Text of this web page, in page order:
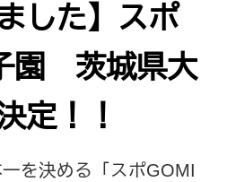
した】スポ
園 茨城県大
定！！
を決める「スポGOMI